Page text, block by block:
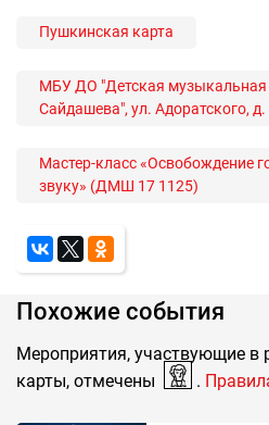
Пушкинская карта
МБУ ДО "Детская
Сайдашева", ул. Адоратского,
Мастер-класс «Освобождение
звуку» (ДМШ 17 1125)
Похожие события
Мероприятия, участвующие в
карты, отмечены
.